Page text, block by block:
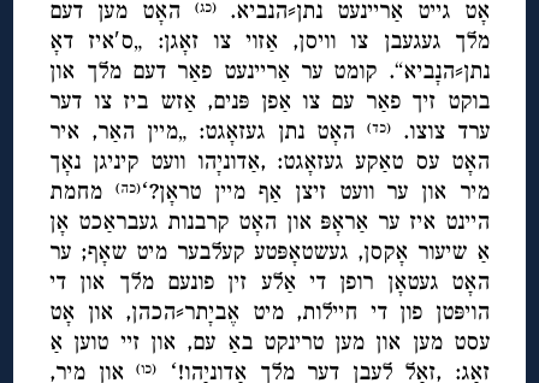
אָט גייט אַריינעט נתן⸗הנביא.(כג)
האָט מען דעם
מלך געגעבן צו וויסן, אַזוי צו זאָגן: „ס′איז דאָ
נתן⸗הנָביא“. קומט ער אַריינעט פאַר דעם מלך און
בוקט זיך פאַר עם צו אַפן פּנים, אַזש ביז צו דער
ערד צוצו.(כד)
האָט נתן געזאָגט: „מיין האַר, איר
האָט עס טאַקע געזאָגט: ,אַדוניָהו וועט קיניגן נאָך
מיר און ער וועט זיצן אַף מיין טראָן?ʻ (כה)
מחמת
היינט איז ער אַראָפּ און האָט קרבנות געבראַכט אָן
אַ שיעור אָקסן, געשטאָפּטע קעלבער מיט שאָף; ער
האָט געטאָן רופן די אַלע זין פונעם מלך און די
הויפּטן פון די חיילות, מיט אֶביָתר⸗הכהן, און אָט
עסט מען און מען טרינקט באַ עם, און זיי טוען אַ
זאָג: ,זאָל לעבן דער מלך אַדוניָהו!ʻ
(כו)און מיר,